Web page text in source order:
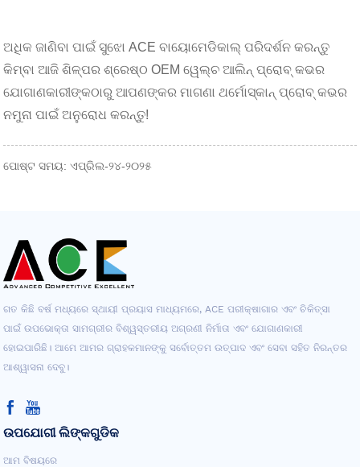
ଅଧିକ ଜାଣିବା ପାଇଁ ସୁଝୋ ACE ବାୟୋମେଡିକାଲ୍ ପରିଦର୍ଶନ କରନ୍ତୁ
କିମ୍ବା ଆଜି ଶିଳ୍ପର ଶ୍ରେଷ୍ଠ OEM ୱେଲ୍ଚ ଆଲିନ୍ ପ୍ରୋବ୍ କଭର
ଯୋଗାଣକାରୀଙ୍କଠାରୁ ଆପଣଙ୍କର ମାଗଣା ଥର୍ମୋସ୍କାନ୍ ପ୍ରୋବ୍ କଭର
ନମୁନା ପାଇଁ ଅନୁରୋଧ କରନ୍ତୁ!
ପୋଷ୍ଟ ସମୟ: ଏପ୍ରିଲ-୨୪-୨୦୨୫
ଗତ କିଛି ବର୍ଷ ମଧ୍ୟରେ ସ୍ଥାୟୀ ପ୍ରୟାସ ମାଧ୍ୟମରେ, ACE ପରୀକ୍ଷାଗାର ଏବଂ ଚିକିତ୍ସା
ପାଇଁ ଉପଭୋକ୍ତା ସାମଗ୍ରୀର ବିଶ୍ୱସ୍ତରୀୟ ଅଗ୍ରଣୀ ନିର୍ମାତା ଏବଂ ଯୋଗାଣକାରୀ
ହୋଇପାରିଛି। ଆମେ ଆମର ଗ୍ରାହକମାନଙ୍କୁ ସର୍ବୋତ୍ତମ ଉତ୍ପାଦ ଏବଂ ସେବା ସହିତ ନିରନ୍ତର
ଆଶ୍ୱାସନା ଦେବୁ।
ଉପଯୋଗୀ ଲିଙ୍କଗୁଡିକ
ଆମ ବିଷୟରେ